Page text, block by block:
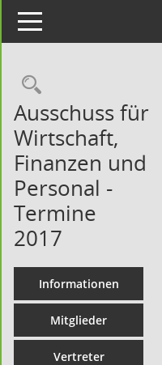
Toggle navigation
Ausschuss für
Wirtschaft,
Finanzen und
Personal -
Termine
2017
Informationen
Mitglieder
Vertreter